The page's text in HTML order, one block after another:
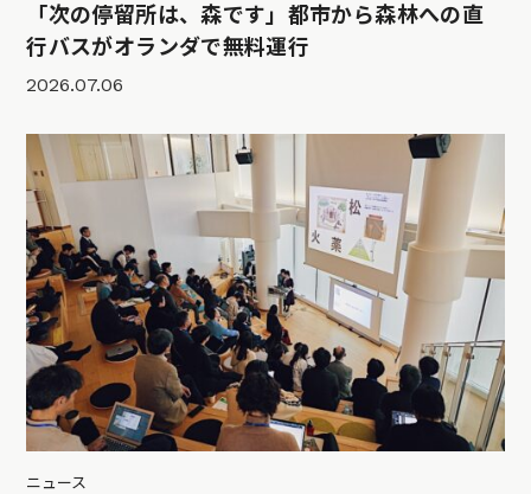
「次の停留所は、森です」都市から森林への直
行バスがオランダで無料運行
2026.07.06
ニュース